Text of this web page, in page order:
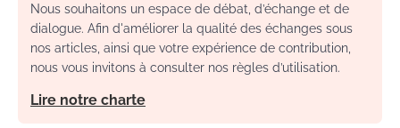
Nous souhaitons un espace de débat, d’échange et de
dialogue. Afin d'améliorer la qualité des échanges sous
nos articles, ainsi que votre expérience de contribution,
nous vous invitons à consulter nos règles d’utilisation.
Lire notre charte